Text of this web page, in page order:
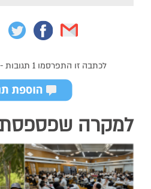
לכתבה זו התפרסמו 1 תגובות -
למקרה